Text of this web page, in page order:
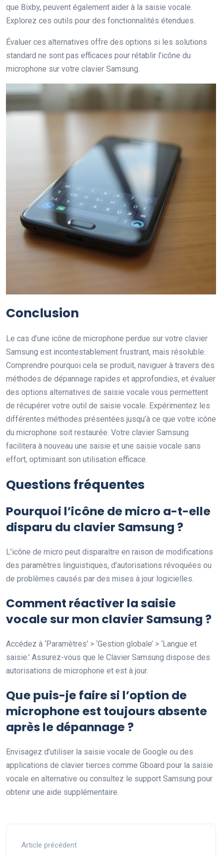
que Bixby, peuvent également aider à la saisie vocale.
Explorez ces outils pour des fonctionnalités étendues.
Évaluer ces alternatives offre des options si les solutions
standard ne sont pas efficaces pour rétablir l’icône du
microphone sur votre clavier Samsung.
Conclusion
Le cas d’une icône de microphone perdue sur votre clavier
Samsung est incontestablement frustrant, mais résoluble.
Comprendre pourquoi cela se produit, naviguer à travers des
méthodes de dépannage rapides et approfondies, et évaluer
des options alternatives de saisie vocale vous permettent
de récupérer votre outil de saisie vocale. Expérimentez les
différentes méthodes présentées jusqu’à ce que votre icône
du microphone soit restaurée. Votre clavier Samsung
facilitera à nouveau une saisie et une saisie vocale sans
effort, optimisant son utilisation efficace.
Questions fréquentes
Pourquoi l’icône de micro a-t-elle
disparu du clavier Samsung ?
L’icône de micro peut disparaître en raison de modifications
des paramètres linguistiques, d’autorisations révoquées ou
de problèmes causés par des mises à jour logicielles.
Comment réactiver la saisie
vocale sur mon clavier Samsung ?
Accédez à ‘Paramètres’ > ‘Gestion globale’ > ‘Langue et
saisie.’ Assurez-vous que le Clavier Samsung dispose des
autorisations de microphone et est à jour.
Que puis-je faire si l’option de
microphone est toujours absente
après le dépannage ?
Envisagez d’utiliser la saisie vocale de Google ou des
applications de clavier tierces comme Gboard pour la saisie
vocale en alternative ou consultez le support Samsung pour
obtenir une aide supplémentaire.
Article précédent